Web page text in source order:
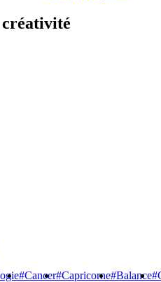
#Cancer#Capricorne#Balance